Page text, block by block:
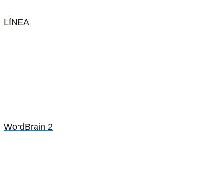
LÍNEA
WordBrain 2